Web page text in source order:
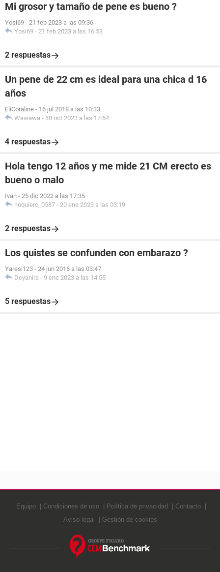
Mi grosor y tamaño de pene es bueno ?
Yosi69 - 21 feb 2023 a las 09:36
Yosi69 - 21 feb 2023 a las 16:53
2 respuestas
Un pene de 22 cm es ideal para una chica d 16
años
EliCoraline - 16 jul 2018 a las 10:33
Wawawa - 18 oct 2023 a las 17:54
4 respuestas
Hola tengo 12 años y me mide 21 CM erecto es
bueno o malo
Ivan - 25 dic 2022 a las 17:35
noquiero_0587 - 20 ene 2023 a las 03:19
2 respuestas
Los quistes se confunden con embarazo ?
Yaresi123 - 24 jun 2016 a las 03:47
Deyanira - 9 ene 2023 a las 14:55
5 respuestas
Equipo Condiciones de uso Política de privacidad
Contacto
Aviso legal
Gestión de cookies